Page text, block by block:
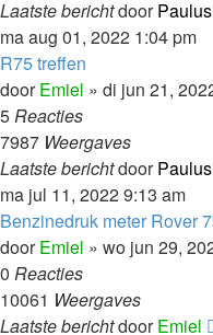
Laatste berichtdoor
ma aug 01, 2022 1:04 pm
R75 treffen
doorEmiel » di jun 21,
5Reacties
7987 Weergaves
Laatste berichtdoor
ma jul 11, 2022 9:13 am
Benzinedruk meter Rover
doorEmiel » wo jun 29,
0 Reacties
10061 Weergaves
Laatste berichtdoorEmiel